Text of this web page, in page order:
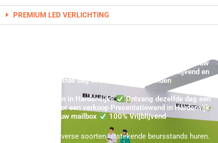
PREMIUM LED VERLICHTING
Koop Beurswand Harderwijk - Direct uw Gekochte Standbouw
Prijsindicatie in Harderwijk aanvragen ★ 100% Vrijblijvend en
dezelfde dag in uw mailbox verzonden
Beurswand Kopen in Harderwijk?
Ontvang dezelfde dag een
Prijsindicatie voor een verkoop Presentatiewand in Harderwijk
in uw mailbox
100% Vrijblijvend
U kunt bij ons diverse soorten uitstekende beursstands huren.